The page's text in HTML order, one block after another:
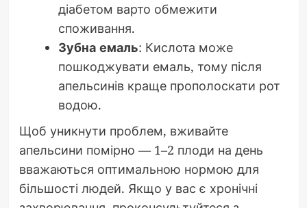
діабетом варто обмежити
споживання.
Зубна емаль: Кислота може
пошкоджувати емаль, тому після
апельсинів краще прополоскати рот
водою.
Щоб уникнути проблем, вживайте
апельсини помірно — 1–2 плоди на день
вважаються оптимальною нормою для
більшості людей. Якщо у вас є хронічні